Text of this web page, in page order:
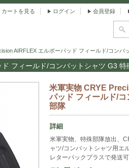
カートを見る ログイン 会員登録
AIRFLEX エルボーパッド フィールド/コンバ
フィールド/コンバットシャツ G3 特
米軍実物 CRYE
パッド フィールド/
部隊
詳細
米軍実物、特殊部隊放出、
ャツ/コンバットシャツ用エ
レターパックプラスで発送可